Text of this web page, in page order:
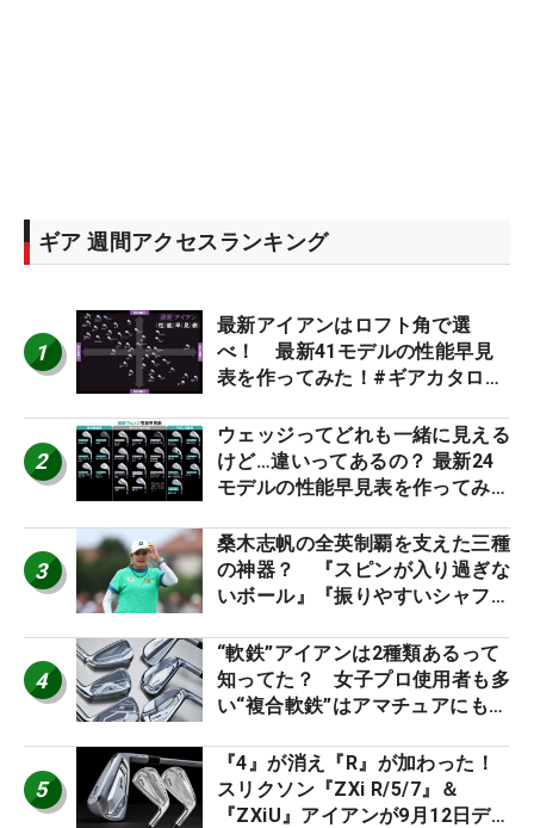
ギア 週間アクセスランキング
1
最新アイアンはロフト角で選
べ！ 最新41モデルの性能早見
表を作ってみた！#ギアカタログ
2
ウェッジってどれも一緒に見える
けど…違いってあるの？ 最新24
モデルの性能早見表を作ってみ
3
桑木志帆の全英制覇を支えた三種
の神器？ 『スピンが入り過ぎな
いボール』『振りやすいシャフ
ー』 #女子プロセッティング
4
“軟鉄”アイアンは2種類あるって
知ってた？ 女子プロ使用者も多
い“複合軟鉄”はアマチュアにもオ
5
『4』が消え『R』が加わった！
スリクソン『ZXi R/5/7』＆
『ZXiU』アイアンが9月12日デ